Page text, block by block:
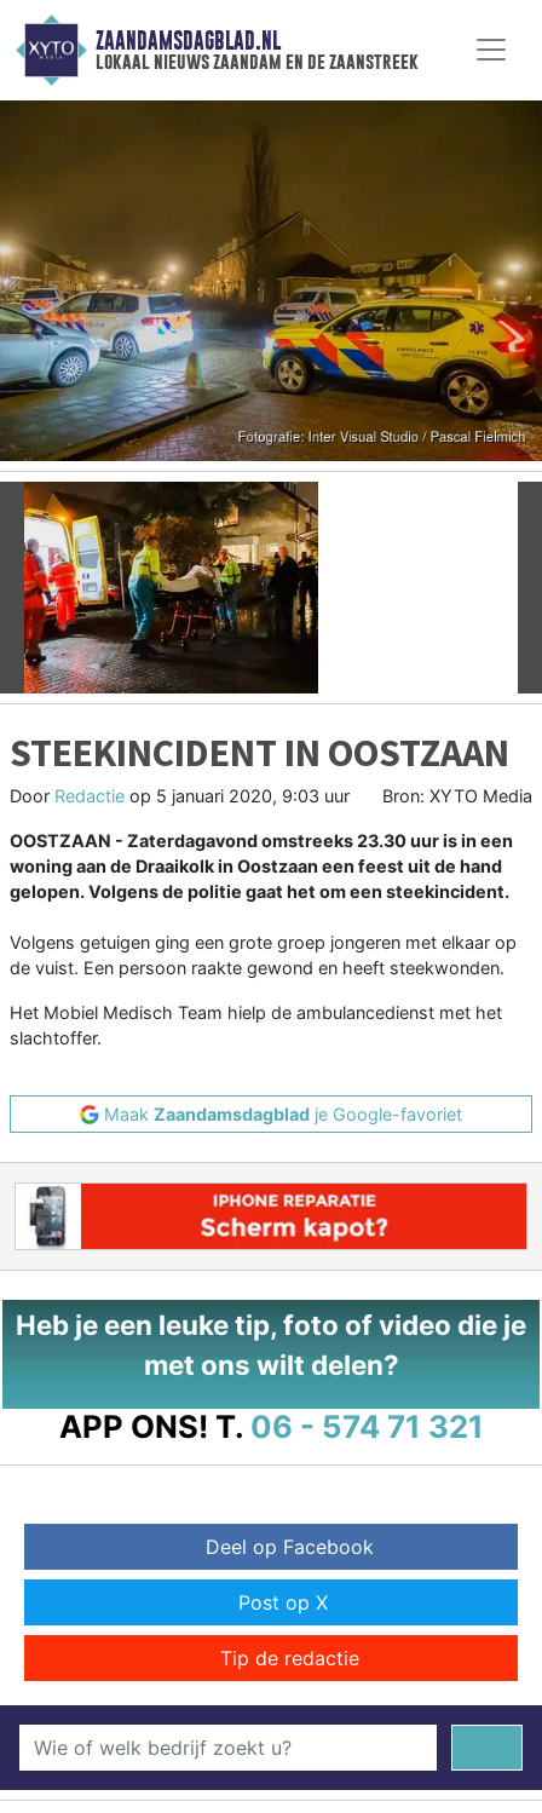
ZAANDAMSDAGBLAD.NL
lokaal nieuws zaandam en de zaanstreek
Vorige
STEEKINCIDENT IN OOSTZAAN
Door Redactie op 5 januari 2020, 9:03 uur Bron: XYTO Media
OOSTZAAN - Zaterdagavond omstreeks 23.30 uur is in een
woning aan de Draaikolk in Oostzaan een feest uit de hand
gelopen. Volgens de politie gaat het om een steekincident.
Volgens getuigen ging een grote groep jongeren met elkaar op
de vuist. Een persoon raakte gewond en heeft steekwonden.
Het Mobiel Medisch Team hielp de ambulancedienst met het
slachtoffer.
Maak Zaandamsdagblad je Google-favoriet
Heb je een leuke tip, foto of video die je
met ons wilt delen?
APP ONS! T. 06 - 574 71 321
Deel op Facebook
Post op X
Tip de redactie